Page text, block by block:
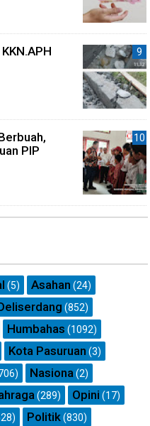
PIP
(5) Asahan (24)
(852)
Humbahas (1092)
Kota Pasuruan (3)
Nasiona (2)
(289) Opini (17)
Politik(830)